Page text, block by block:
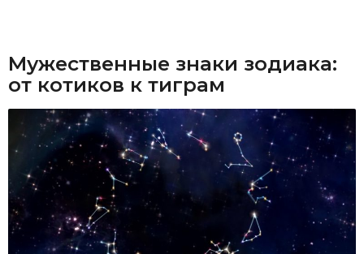
Мужественные знаки зодиака:
от котиков к тиграм